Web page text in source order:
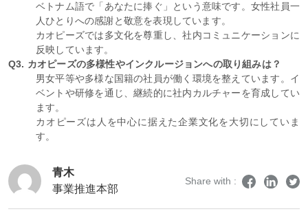
ベトナム語で「あなたに捧ぐ」という意味です。女性社員一
人ひとりへの感謝と敬意を表現しています。
カオピーズでは多文化を尊重し、社内コミュニケーションに
反映しています。
Q3. カオピーズの多様性やインクルージョンへの取り組みは？
男女平等や多様な国籍の社員が働く環境を整えています。イ
ベントや研修を通じ、継続的に社内カルチャーを育成してい
ます。
カオピーズは人を中心に据えた企業文化を大切にしていま
す。
青木
事業推進本部
Share with :